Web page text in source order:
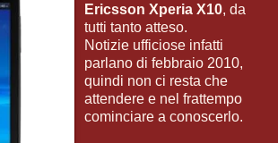
Ericsson Xperia X10, da
tutti tanto atteso.
Notizie ufficiose infatti
parlano di febbraio 2010,
quindi non ci resta che
attendere e nel frattempo
cominciare a conoscerlo.